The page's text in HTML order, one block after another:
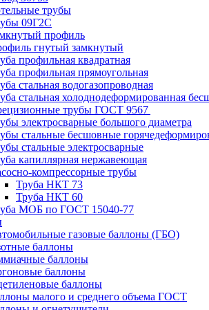
трубы
09Г2С
профиль
гнутый замкнутый
профильная квадратная
профильная прямоугольная
стальная водогазопроводная
стальная холоднодеформированная
трубы ГОСТ 9567
электросварные большого диаметра
стальные бесшовные
стальные электросварные
капиллярная нержавеющая
компрессорные трубы
Труба НКТ 73
Труба НКТ 60
МОБ по ГОСТ 15040-77
газовые баллоны (ГБО)
баллоны
баллоны
баллоны
баллоны
малого и среднего объема ГОСТ